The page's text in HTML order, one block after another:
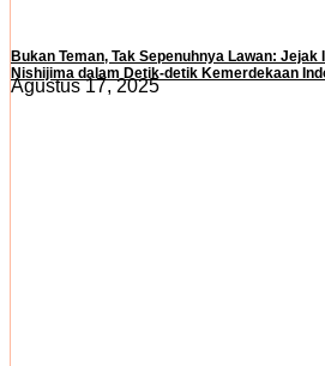
Bukan Teman, Tak Sepenuhnya Lawan:
Nishijima dalam Detik-detik Kemerdekaan
Agustus 17, 2025